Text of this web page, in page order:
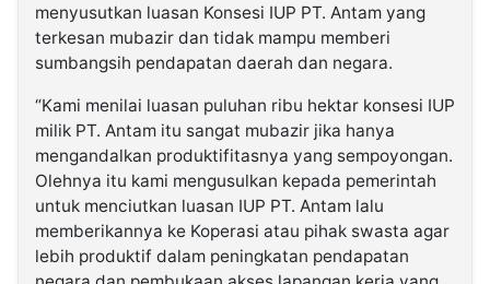
menyusutkan luasan Konsesi IUP PT. Antam yang
terkesan mubazir dan tidak mampu memberi
sumbangsih pendapatan daerah dan negara.
“Kami menilai luasan puluhan ribu hektar konsesi IUP
milik PT. Antam itu sangat mubazir jika hanya
mengandalkan produktifitasnya yang sempoyongan.
Olehnya itu kami mengusulkan kepada pemerintah
untuk menciutkan luasan IUP PT. Antam lalu
memberikannya ke Koperasi atau pihak swasta agar
lebih produktif dalam peningkatan pendapatan